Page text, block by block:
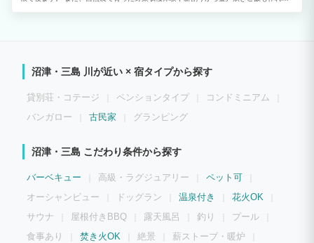
沼津・三島 川が近い × 宿タイプから探す
貸別荘・コテージ ペンションタイプ
コンドミニアム
バンガロー
古民家 グランピング
沼津・三島 こだわり条件から探す
バーベキュー 高級・ラグジュアリー
ペット可
オーシャンビュー
ドッグラン 温泉付き
花火OK
サウナ
屋根付きBBQ 露天風呂 釣り
プール
食事あり
焚き火OK 絶景
薪ストーブ・暖炉